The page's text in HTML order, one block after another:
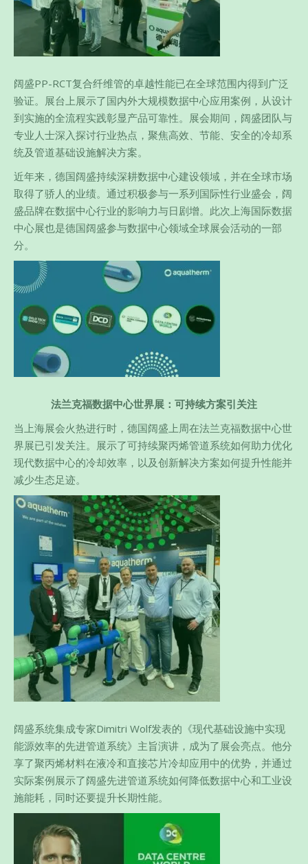
阔盛PP-RCT复合纤维管的卓越性能已在全球范围内得到广泛
验证。展台上展示了国内外大规模数据中心应用案例，从设计
到实施的全流程实践彰显产品可靠性。展会期间，阔盛团队与
专业人士深入探讨行业热点，聚焦高效、节能、安全的冷却系
统及管道基础设施解决方案。
近年来，德国阔盛持续深耕数据中心建设领域，并在全球市场
取得了骄人的业绩。通过积极参与一系列国际性行业盛会，阔
盛品牌在数据中心行业的影响力与日剧增。此次上海国际数据
中心展也是德国阔盛参与数据中心领域全球展会活动的一部
分。
法兰克福数据中心世界展：可持续方案引关注​
当上海展会火热进行时，德国阔盛上周在法兰克福数据中心世
界展已引发关注。展示了可持续聚丙烯管道系统如何助力优化
现代数据中心的冷却效率，以及创新解决方案如何提升性能并
减少生态足迹。
阔盛系统集成专家Dimitri Wolf发表的《现代基础设施中实现
能源效率的先进管道系统》主旨演讲，成为了展会亮点。他分
享了聚丙烯材料在液冷和直接芯片冷却应用中的优势，并通过
实际案例展示了阔盛先进管道系统如何降低数据中心和工业设
施能耗，同时还要提升长期性能。